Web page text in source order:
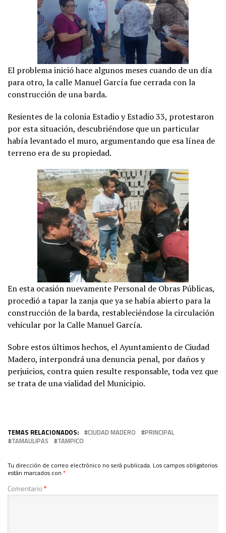
El problema inició hace algunos meses cuando de un día
para otro, la calle Manuel García fue cerrada con la
construcción de una barda.
Resientes de la colonia Estadio y Estadio 33, protestaron
por esta situación, descubriéndose que un particular
había levantado el muro, argumentando que esa línea de
terreno era de su propiedad.
En esta ocasión nuevamente Personal de Obras Públicas,
procedió a tapar la zanja que ya se había abierto para la
construcción de la barda, restableciéndose la circulación
vehicular por la Calle Manuel García.
Sobre estos últimos hechos, el Ayuntamiento de Ciudad
Madero, interpondrá una denuncia penal, por daños y
perjuicios, contra quien resulte responsable, toda vez que
se trata de una vialidad del Municipio.
TEMAS RELACIONADOS: CIUDAD MADERO
PRINCIPAL
TAMAULIPAS
TAMPICO
Tu dirección de correo electrónico no será publicada. Los campos obligatorios
están marcados con *
Comentario*